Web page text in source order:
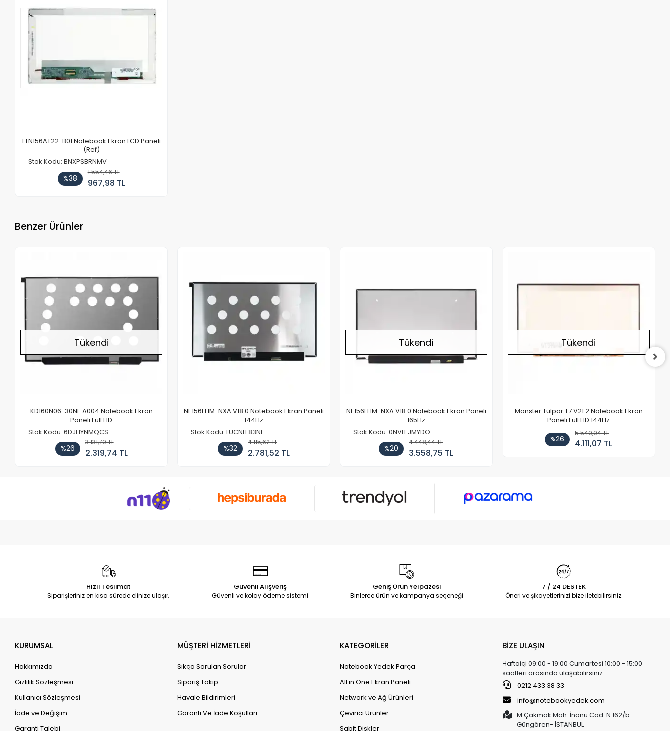
LTN156AT22-B01 Notebook Ekran LCD Paneli
(Ref)
Stok Kodu: BNXPSBRNMV
%38
1.554,46 TL
967,98 TL
Benzer Ürünler
Tükendi
KD160N06-30NI-A004 Notebook Ekran
Paneli Full HD
Stok Kodu: 6DJHYNMQCS
%26
3.131,70 TL
2.319,74 TL
NE156FHM-NXA V18.0 Notebook Ekran Paneli
144Hz
Stok Kodu: LUCNLF83NF
%32
4.115,62 TL
2.781,52 TL
Tükendi
NE156FHM-NXA V18.0 Notebook Ekran Paneli
165Hz
Stok Kodu: 0NVLEJMYDO
%20
4.448,44 TL
3.558,75 TL
Tükendi
Monster Tulpar T7 V21.2 Notebook Ekran
Paneli Full HD 144Hz
%26
5.549,94 TL
4.111,07 TL
Hızlı Teslimat
Siparişleriniz en kısa sürede elinize ulaşır.
Güvenli Alışveriş
Güvenli ve kolay ödeme sistemi
Geniş Ürün Yelpazesi
Binlerce ürün ve kampanya seçeneği
7 / 24 DESTEK
Öneri ve şikayetlerinizi bize iletebilirsiniz.
KURUMSAL
Hakkımızda
Gizlilik Sözleşmesi
Kullanıcı Sözleşmesi
İade ve Değişim
Garanti Talebi
MÜŞTERİ HİZMETLERİ
Sıkça Sorulan Sorular
Sipariş Takip
Havale Bildirimleri
Garanti Ve İade Koşulları
KATEGORİLER
Notebook Yedek Parça
All in One Ekran Paneli
Network ve Ağ Ürünleri
Çevirici Ürünler
Sabit Diskler
BİZE ULAŞIN
Haftaiçi 09:00 - 19:00 Cumartesi 10:00 - 15:00
saatleri arasında ulaşabilirsiniz.
0212 433 38 33
info@notebookyedek.com
M.Çakmak Mah. İnönü Cad. N.162/b
Güngören- İSTANBUL